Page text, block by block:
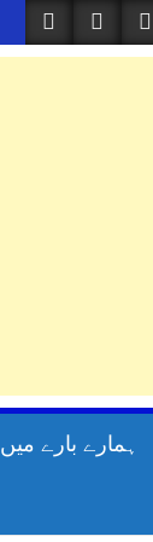
ہمارے بارے میں